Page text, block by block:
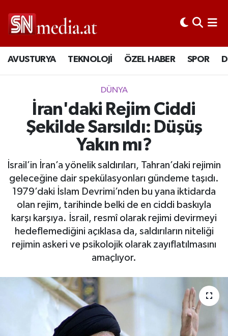
AVUSTURYA TEKNOLOJİ ÖZEL HABER SPOR
DÜNYA
İran'daki Rejim Ciddi
Şekilde Sarsıldı: Düşüş
Yakın mı?
İsrail’in İran’a yönelik saldırıları, Tahran’daki rejimin
geleceğine dair spekülasyonları gündeme taşıdı.
1979’daki İslam Devrimi’nden bu yana iktidarda
olan rejim, tarihinde belki de en ciddi baskıyla
karşı karşıya. İsrail, resmî olarak rejimi devirmeyi
hedeflemediğini açıklasa da, saldırıların niteliği
rejimin askeri ve psikolojik olarak zayıflatılmasını
amaçlıyor.